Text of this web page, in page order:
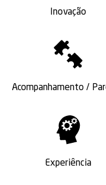
Inovação
Acompanhamento /
Experiência